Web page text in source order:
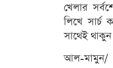
খেলার
লিখে
সাথেই
আল-মামুন/